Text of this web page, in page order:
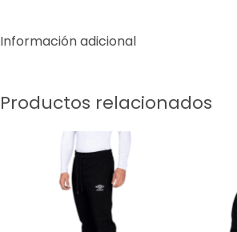
Información adicional
Productos relacionados